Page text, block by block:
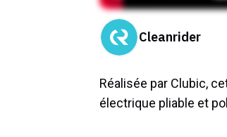
Cleanrider
Réalisée par Clubic,
électrique pliable et